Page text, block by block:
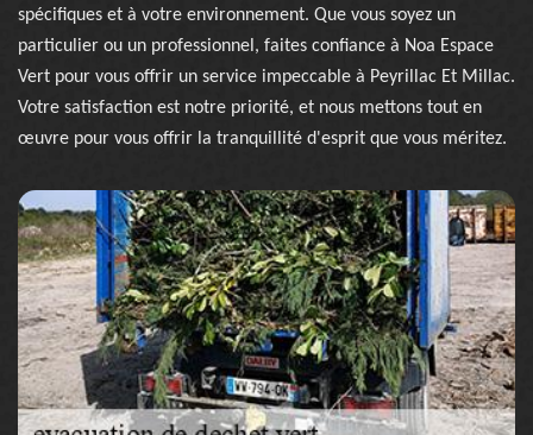
spécifiques et à votre environnement. Que vous soyez un
particulier ou un professionnel, faites confiance à Noa Espace
Vert pour vous offrir un service impeccable à Peyrillac Et Millac.
Votre satisfaction est notre priorité, et nous mettons tout en
œuvre pour vous offrir la tranquillité d'esprit que vous méritez.